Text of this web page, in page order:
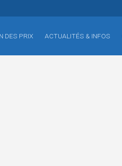
DES PRIX ACTUALITÉS & INFOS